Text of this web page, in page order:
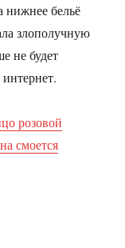
нижнее бельё
злополучную
не будет
розовой
смоется